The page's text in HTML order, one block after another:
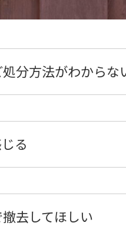
分方法がわからな
る
去してほしい